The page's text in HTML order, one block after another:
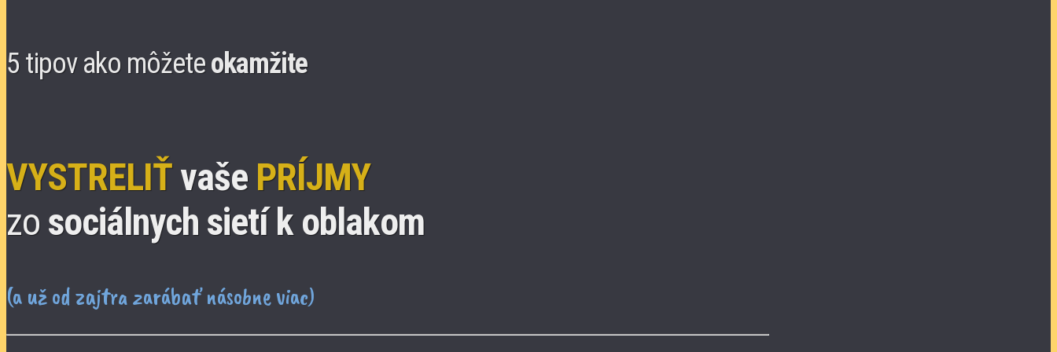
5 tipov ako môžeteokamžite
VYSTRELIŤvašePRÍJMY
zosociálnych sietí k oblakom
(a už od zajtra zarábať násobne viac)